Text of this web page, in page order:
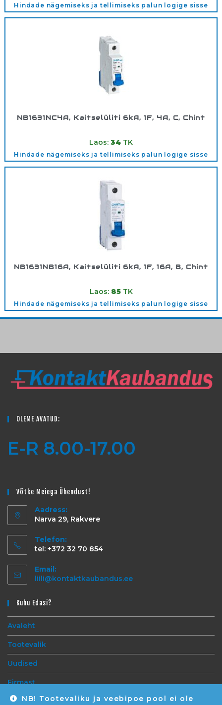
NB! Tootevaliku ja veebipoe pool ei ole
Hindade nägemiseks ja tellimiseks palun logige sisse
NB1631NC4A, Kaitselüliti 6kA, 1F, 4A, C, Chint
Laos: 34 TK
Hindade nägemiseks ja tellimiseks palun logige sisse
NB1631NB16A, Kaitselüliti 6kA, 1F, 16A, B, Chint
Laos: 85TK
Hindade nägemiseks ja tellimiseks palun logige sisse
OLEME AVATUD:
E-R 8.00-17.00
Võtke Meiega Ühendust!
Aadress:
Narva 29, Rakvere
Telefon:
tel: +372 32 70 854
Email:
liili@kontaktkaubandus.ee
Kuhu Edasi?
Avaleht
Tootevalik
Uudised
Firmast
Kontakt